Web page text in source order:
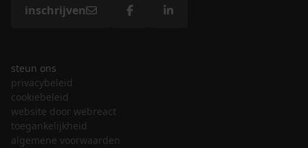
inschrijven
steun ons
privacybeleid
cookiebeleid
website door webreact
toegankelijkheid
algemene voorwaarden